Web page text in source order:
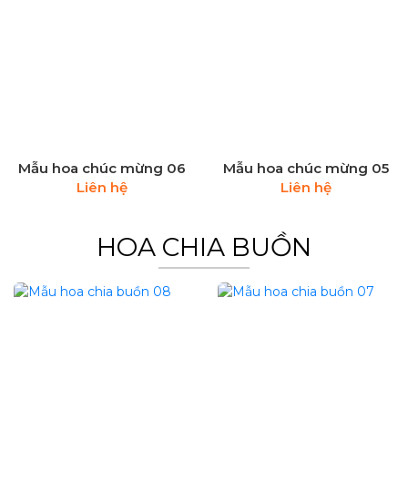
Mẫu hoa chúc mừng 06
Liên hệ
Mẫu hoa chúc mừng 05
Liên hệ
HOA CHIA BUỒN